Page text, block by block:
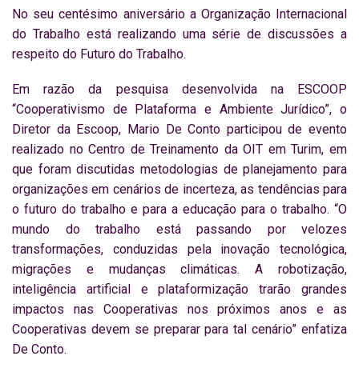
No seu centésimo aniversário a Organização Internacional
do Trabalho está realizando uma série de discussões a
respeito do Futuro do Trabalho.
Em razão da pesquisa desenvolvida na ESCOOP
“Cooperativismo de Plataforma e Ambiente Jurídico”, o
Diretor da Escoop, Mario De Conto participou de evento
realizado no Centro de Treinamento da OIT em Turim, em
que foram discutidas metodologias de planejamento para
organizações em cenários de incerteza, as tendências para
o futuro do trabalho e para a educação para o trabalho. “O
mundo do trabalho está passando por velozes
transformações, conduzidas pela inovação tecnológica,
migrações e mudanças climáticas. A robotização,
inteligência artificial e plataformização trarão grandes
impactos nas Cooperativas nos próximos anos e as
Cooperativas devem se preparar para tal cenário” enfatiza
De Conto.